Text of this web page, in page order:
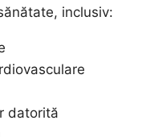
inclusiv:
datorită